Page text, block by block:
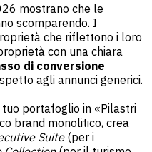
mostrano che le
scomparendo. I
che riflettono i loro
con una chiara
di conversione
agli annunci generici.
tuo portafoglio in «Pilastri
brand monolitico, crea
Suite(per i